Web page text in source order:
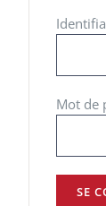
Mot de
SE